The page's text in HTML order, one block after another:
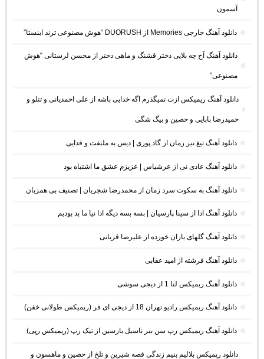
آسمون
دانلود آهنگ خارجی Memories از DUORUSH “هوش مصنوعی ترند اینستا”
دانلود آهنگ آخ چه بلایی دختر قشنگ و ماهی دختر از محسن لرستانی “هوش
مصنوعی”
دانلود آهنگ ریمیکس ازت نمیگذرم اگه خدایی باشه از علی احمدیانی و تتلو و
حمیدرضا بابایی و حصین و بیگ شگی
دانلود آهنگ تیغ تیز زمان از گاد پوری | دیس به ملتفت و فدایی
دانلود آهنگ عادی نی از عرشیاس | عزیزم عشق ما اشتباه بود
دانلود آهنگ به سکوت سرد زمان از محمدرضا شجریان | تصنیف بی همزبان
دانلود آهنگ ادا از سینا پارسیان | بسه بسه دیگه ادا نیا ما بد بودیم
دانلود آهنگ گلهای باران خورده از علیرضا قربانی
دانلود آهنگ فرشته از امید عقابی
دانلود آهنگ ریمیکس لنا 1 از دیجی سوشی
دانلود آهنگ ریمیکس رادیو تهران 18 از دیجی ای فر (ریمیکس طولانی خفن)
دانلود آهنگ ریمیکس رپ سن بیر ناسیل یارسین از تیک رپ (ریمیکس رپی)
دانلود ریمیکس بلالیم بنیم زندگی قصه شیرین و تلخ از حصین و ماهسون و